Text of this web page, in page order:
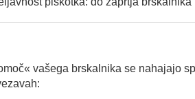
vašega brskalnika se nahajajo